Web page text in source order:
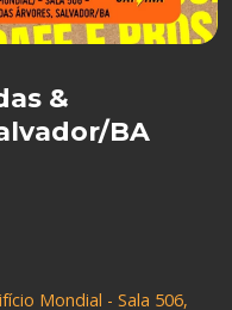
&
BA
Mondial - Sala 506,